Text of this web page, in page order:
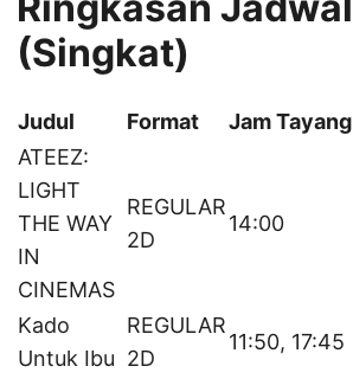
(Singkat)
Judul Format
Jam Tayang
ATEEZ:
LIGHT
THE WAY
IN
CINEMAS
REGULAR
2D
14:00
Kado
Untuk Ibu
REGULAR
2D
11:50, 17:45